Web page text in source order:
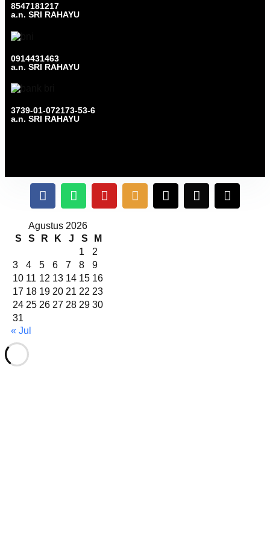
8547181217
a.n. SRI RAHAYU
0914431463
a.n. SRI RAHAYU
3739-01-072173-53-6
a.n. SRI RAHAYU
Agustus 2026
S
S R K J S
M
1
2
3
4 5 6 7 8
9
10 11 12 13 14 15 16
17 18 19 20 21 22 23
24 25 26 27 28 29 30
31
« Jul